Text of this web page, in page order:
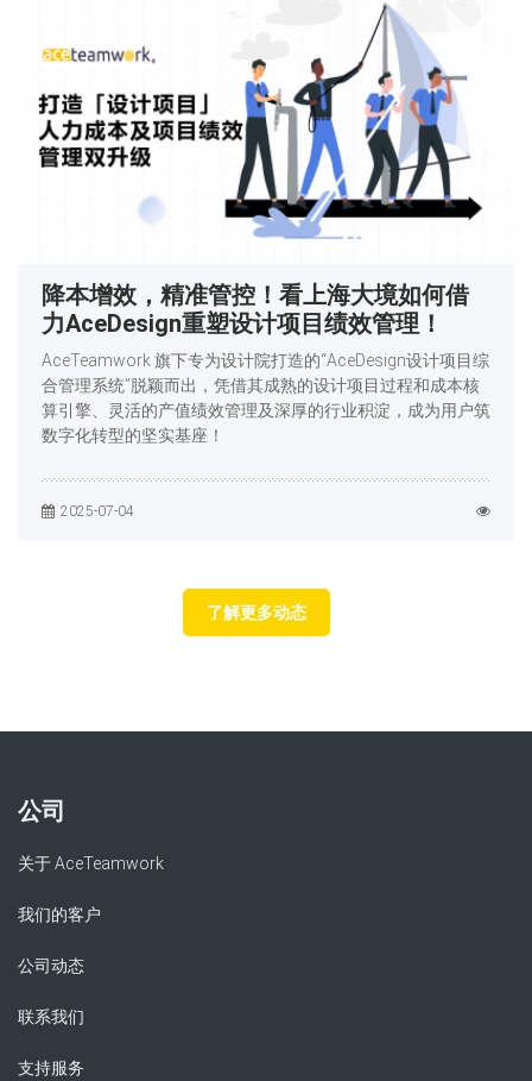
降本增效，精准管控！看上海大境如何借
力AceDesign重塑设计项目绩效管理！
AceTeamwork 旗下专为设计院打造的“AceDesign设计项目综
合管理系统”脱颖而出，凭借其成熟的设计项目过程和成本核
算引擎、灵活的产值绩效管理及深厚的行业积淀，成为用户筑
数字化转型的坚实基座！
2025-07-04
了解更多动态
公司
关于 AceTeamwork
我们的客户
公司动态
联系我们
支持服务